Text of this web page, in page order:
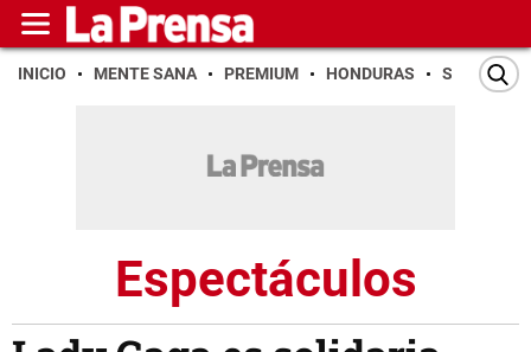
INICIO MENTE SANA PREMIUM HONDURAS SAN PEDRO
Espectáculos